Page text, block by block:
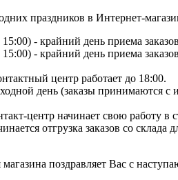
праздников в Интернет-
15:00) - крайний день приема
15:00) - крайний день приема
центр работает до 18:00.
день (заказы принимаются с
центр начинает свою работу в
отгрузка заказов со
поздравляет Вас с